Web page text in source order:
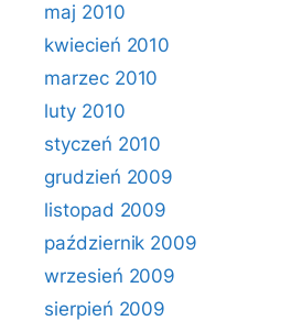
maj 2010
kwiecień 2010
marzec 2010
luty 2010
styczeń 2010
grudzień 2009
listopad 2009
październik 2009
wrzesień 2009
sierpień 2009